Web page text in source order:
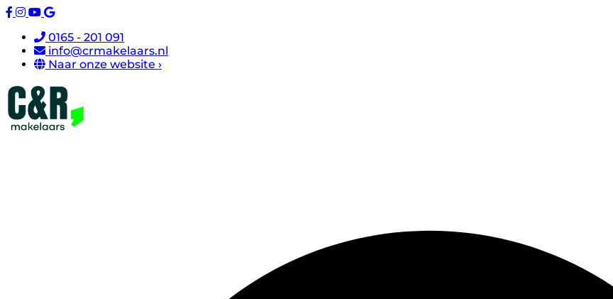
0165 - 201 091
info@crmakelaars.nl
Naar onze website ›